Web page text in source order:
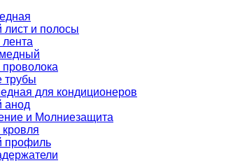
и полосы
трубы
для кондиционеров
анод
и Молниезащита
профиль